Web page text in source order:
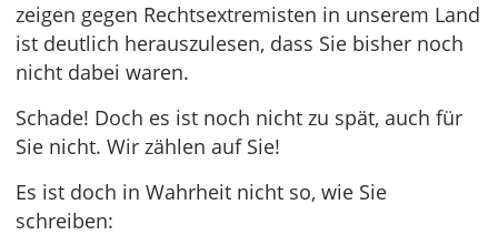
zeigen gegen Rechtsextremisten in unserem Land
ist deutlich herauszulesen, dass Sie bisher noch
nicht dabei waren.
Schade! Doch es ist noch nicht zu spät, auch für
Sie nicht. Wir zählen auf Sie!
Es ist doch in Wahrheit nicht so, wie Sie
schreiben: